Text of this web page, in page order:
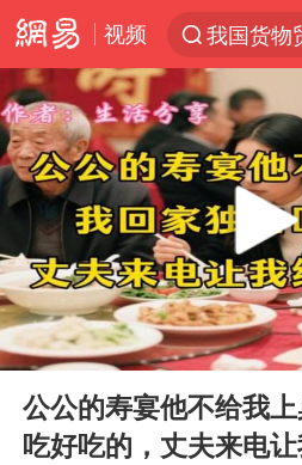
视频
A股三大
宇树科技
四川宜宾
Play
00:00
公公的寿宴他不给我
吃好吃的，丈夫来电